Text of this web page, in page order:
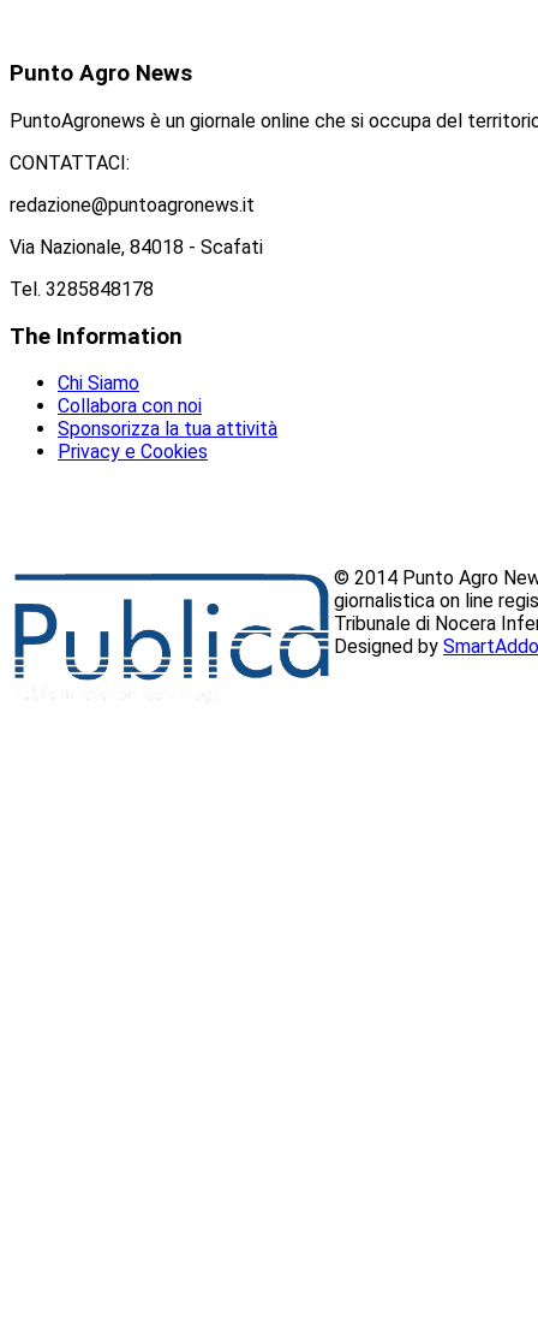
Punto Agro News
PuntoAgronews è un giornale online che si occupa del
CONTATTACI:
redazione@puntoagronews.it
Via Nazionale, 84018 - Scafati
Tel. 3285848178
The Information
Chi Siamo
Collabora con noi
Sponsorizza la tua attività
Privacy e Cookies
© 2014 Punto Agro
giornalistica on line
Tribunale di Nocera
Designed by